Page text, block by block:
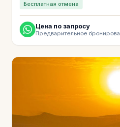
Бесплатная отмена
Цена по запросу
Предварительное